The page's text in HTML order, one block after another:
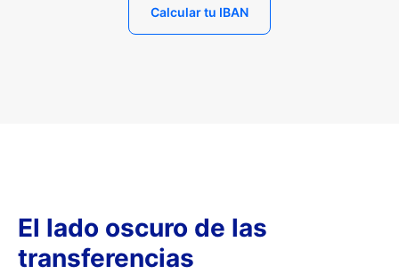
Calcular tu IBAN
El lado oscuro de las
transferencias